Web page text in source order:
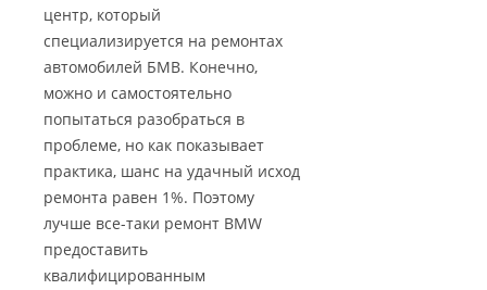
центр, который
специализируется на ремонтах
автомобилей БМВ. Конечно,
можно и самостоятельно
попытаться разобраться в
проблеме, но как показывает
практика, шанс на удачный исход
ремонта равен 1%. Поэтому
лучше все-таки ремонт BMW
предоставить
квалифицированным